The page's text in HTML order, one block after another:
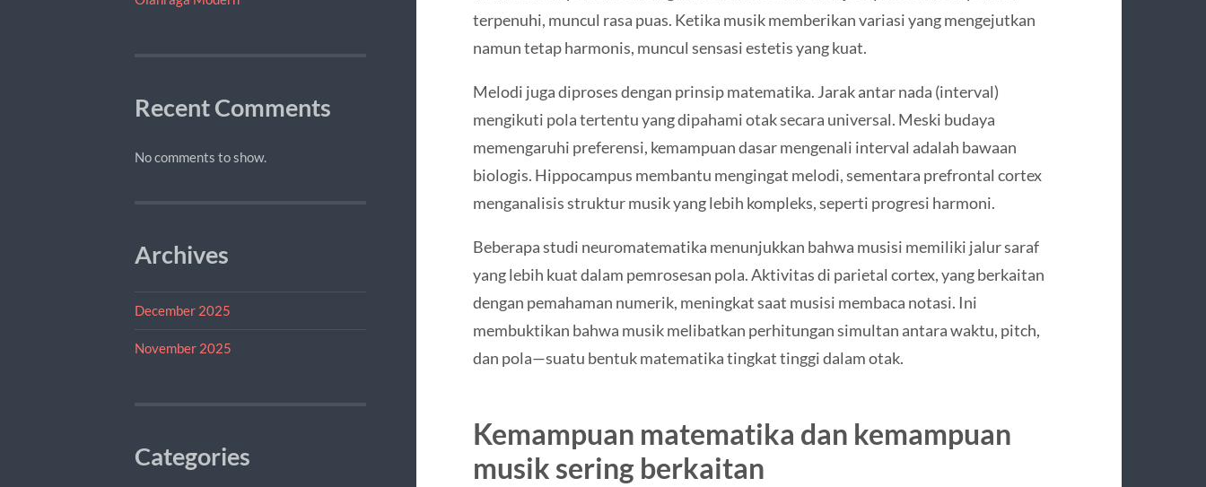
Recent Comments
No comments to show.
Archives
December 2025
November 2025
Categories
terpenuhi, muncul rasa puas. Ketika musik memberikan variasi yang mengejutkan
namun tetap harmonis, muncul sensasi estetis yang kuat.
Melodi juga diproses dengan prinsip matematika. Jarak antar nada (interval)
mengikuti pola tertentu yang dipahami otak secara universal. Meski budaya
memengaruhi preferensi, kemampuan dasar mengenali interval adalah bawaan
biologis. Hippocampus membantu mengingat melodi, sementara prefrontal cortex
menganalisis struktur musik yang lebih kompleks, seperti progresi harmoni.
Beberapa studi neuromatematika menunjukkan bahwa musisi memiliki jalur saraf
yang lebih kuat dalam pemrosesan pola. Aktivitas di parietal cortex, yang berkaitan
dengan pemahaman numerik, meningkat saat musisi membaca notasi. Ini
membuktikan bahwa musik melibatkan perhitungan simultan antara waktu, pitch,
dan pola—suatu bentuk matematika tingkat tinggi dalam otak.
Kemampuan matematika dan kemampuan
musik sering berkaitan